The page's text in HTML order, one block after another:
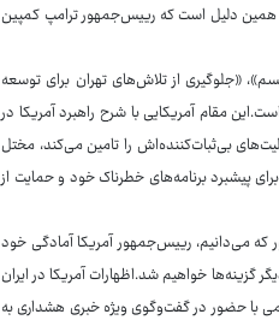
همین دلیل است که رییس‌جمهور ترامپ کمپین
«جلوگیری از تلاش‌های تهران برای توسعه
مقام آمریکایی با شرح راهبرد آمریکا در
بی‌ثبات‌کننده‌اش را تامین می‌کند، مختل
پیشبرد برنامه‌های خطرناک خود و حمایت از
که می‌دانیم، رییس‌جمهور آمریکا آمادگی خود
گزینه‌ها خواهیم شد.اظهارات آمریکا در ایران
با حضور در گفت‌وگوی ویژه خبری هشداری به